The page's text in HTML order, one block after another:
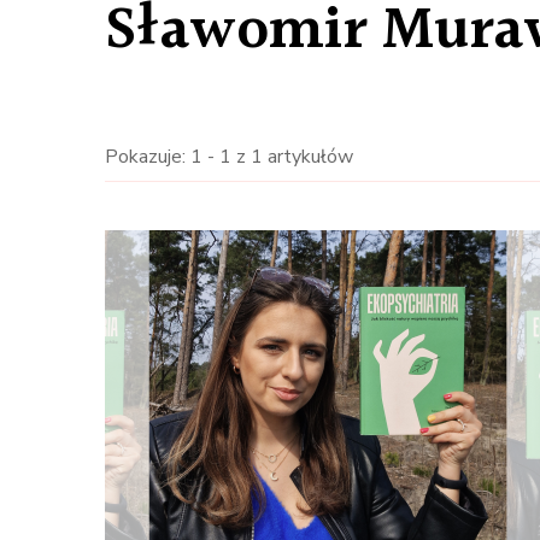
Sławomir
Pokazuje: 1 - 1 z 1 artykułów